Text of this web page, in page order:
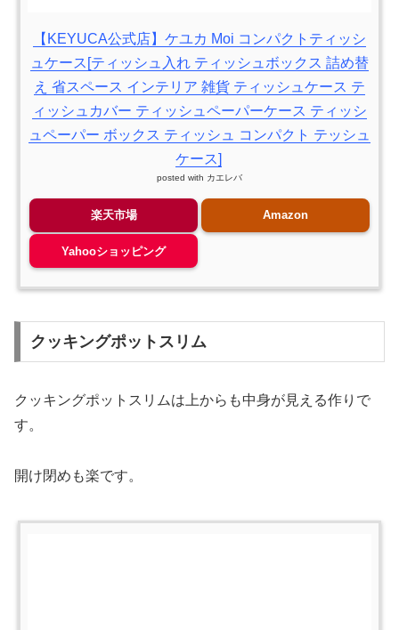
【KEYUCA公式店】ケユカ Moi コンパクトティッシ
ュケース[ティッシュ入れ ティッシュボックス 詰め替
え 省スペース インテリア 雑貨 ティッシュケース テ
ィッシュカバー ティッシュペーパーケース ティッシ
ュペーパー ボックス ティッシュ コンパクト テッシュ
ケース]
posted with カエレバ
楽天市場 Amazon
Yahooショッピング
クッキングポットスリム
クッキングポットスリムは上からも中身が見える作りで
す。
開け閉めも楽です。